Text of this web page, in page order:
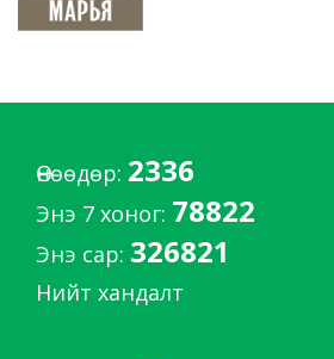
Өнөөдөр: 2336
Энэ 7 хоног: 78822
Энэ сар: 326821
Нийт хандалт